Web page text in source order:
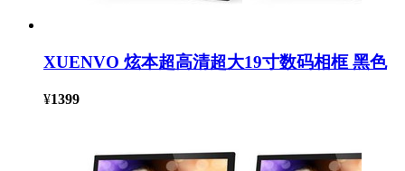
XUENVO 炫本超高清超大19寸数码相框 黑色
¥1399